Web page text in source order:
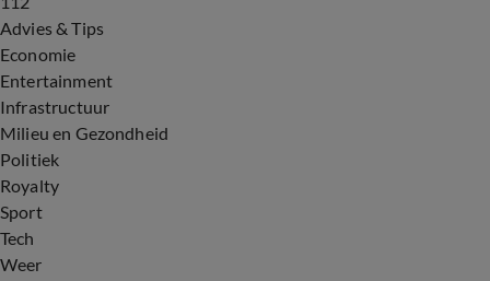
Advies & Tips
Economie
Entertainment
Infrastructuur
Milieu en Gezondheid
Politiek
Royalty
Sport
Tech
Weer